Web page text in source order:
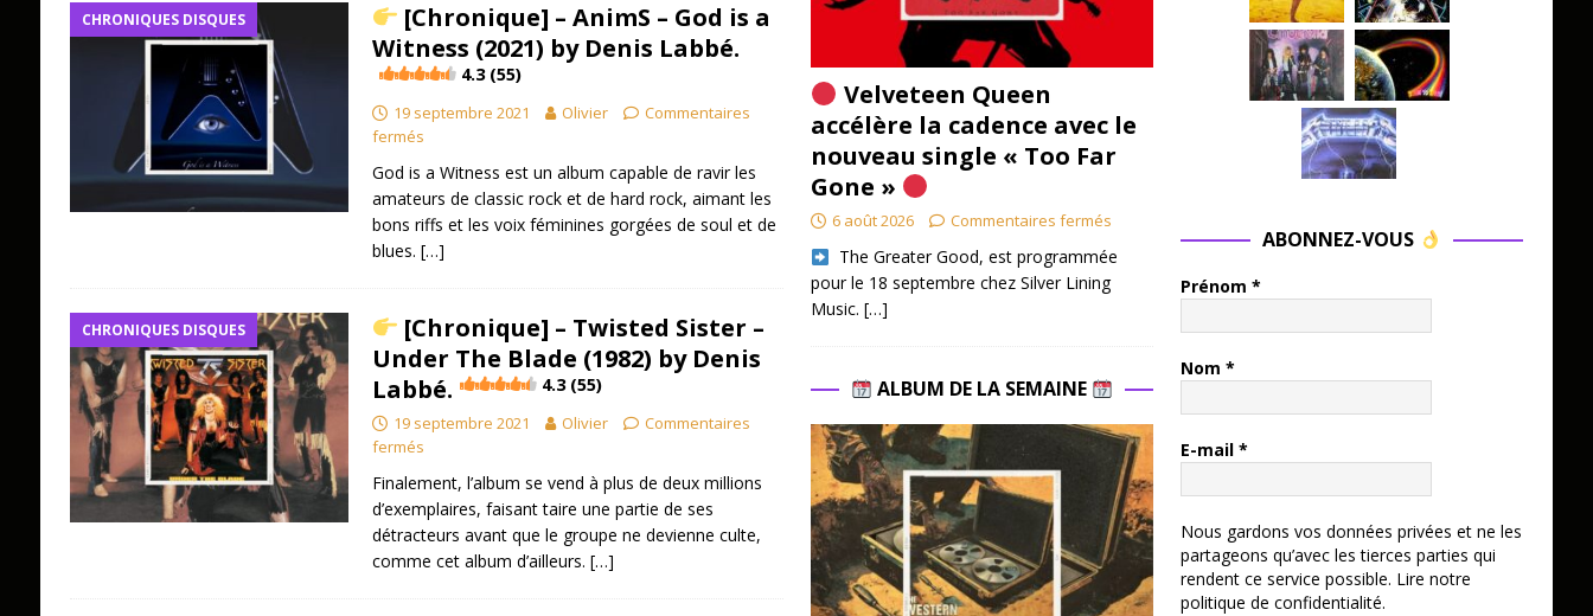
CHRONIQUES DISQUES
[Chronique] – AnimS – God is a
Witness (2021) by Denis Labbé.
4.3 (55)
19 septembre 2021 Olivier
Commentaires
fermés
God is a Witness est un album capable de ravir les
amateurs de classic rock et de hard rock, aimant les
bons riffs et les voix féminines gorgées de soul et de
blues. […]
CHRONIQUES DISQUES
[Chronique] – Twisted Sister –
Under The Blade (1982) by Denis
Labbé.
4.3 (55)
19 septembre 2021 Olivier
Commentaires
fermés
Finalement, l’album se vend à plus de deux millions
d’exemplaires, faisant taire une partie de ses
détracteurs avant que le groupe ne devienne culte,
comme cet album d’ailleurs. […]
Velveteen Queen
accélère la cadence avec le
nouveau single « Too Far
Gone »
6 août 2026 Commentaires fermés
​ The Greater Good, est programmée
pour le 18 septembre chez Silver Lining
Music. […]
ALBUM DE LA SEMAINE
ABONNEZ-VOUS
Prénom *
Nom *
E-mail *
Nous gardons vos données privées et ne les
partageons qu’avec les tierces parties qui
rendent ce service possible. Lire notre
politique de confidentialité.